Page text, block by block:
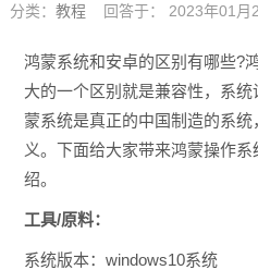
分类： 教程 回答于： 2023年01月
鸿蒙系统和安卓的区别有哪些?
大的一个区别就是兼容性，系
蒙系统是真正的中国制造的系
义。下面给大家带来鸿蒙操作
绍。
工具/原料：
系统版本：windows10系统